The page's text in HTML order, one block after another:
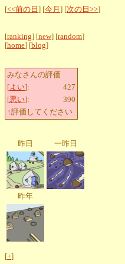
[<<前の日 ] [今月 ] [次の日>>]
[ranking] [new] [random]
[home] [blog]
みなさんの評価
[よい]:
427
[悪い]:
390
↑評価してください
昨日 一昨日
昨年
[+]